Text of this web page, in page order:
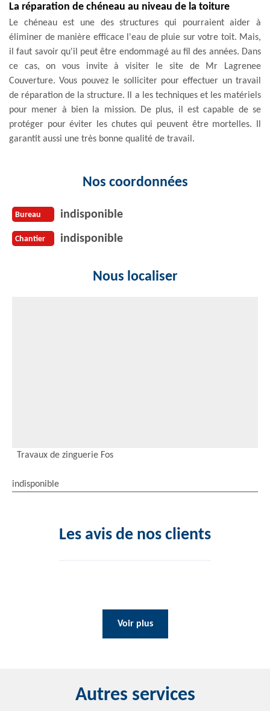
La réparation de chéneau au niveau de la toiture
Le chéneau est une des structures qui pourraient aider à
éliminer de manière efficace l'eau de pluie sur votre toit. Mais,
il faut savoir qu'il peut être endommagé au fil des années. Dans
ce cas, on vous invite à visiter le site de Mr Lagrenee
Couverture. Vous pouvez le solliciter pour effectuer un travail
de réparation de la structure. Il a les techniques et les matériels
pour mener à bien la mission. De plus, il est capable de se
protéger pour éviter les chutes qui peuvent être mortelles. Il
garantit aussi une très bonne qualité de travail.
Nos coordonnées
Bureau indisponible
Chantier indisponible
Nous localiser
Travaux de zinguerie Fos
indisponible
Les avis de nos clients
Voir plus
Autres services